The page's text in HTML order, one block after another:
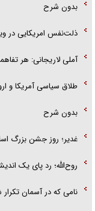
بدون شرح
ذلت‌نفس امریکایی در
آملی لاریجانی: هر
طلاق سیاسی آمریکا و
بدون شرح
غدیر؛ روز جشن بزرگ
روح‌الله؛ رد پای یک
نامی که در آسمان تکرار